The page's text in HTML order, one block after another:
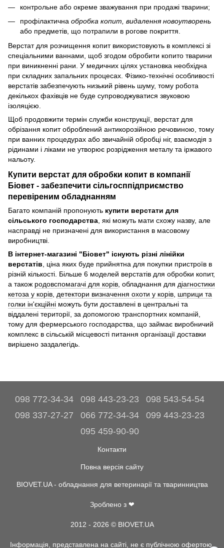
контрольне або окреме зважування при продажі тварини;
профілактична обробка копит, видалення новоутворень
або предметів, що потрапили в рогове покриття.
Верстат для розчищення копит використовують в комплексі зі
спеціальними ваннами, щоб згодом обробити копито тварини
при виникненні рани. У медичних цілях установка необхідна
при складних запальних процесах. Фізико-технічні особливості
верстатів забезпечують низький рівень шуму, тому робота
декількох фахівців не буде супроводжуватися звуковою
ізоляцією.
Щоб продовжити термін служби конструкції, верстат для
обрізання копит оброблений антикорозійною речовиною, тому
при ванних процедурах або звичайній обробці ніг, взаємодія з
рідинами і ліками не утворює розрідження металу та іржавого
нальоту.
Купити верстат для обробки копит в компанії
Біовет - забезпечити сільгосппідприємство
перевіреним обладнанням
Багато компаній пропонують купити верстати для
сільського господарства, які можуть мати схожу назву, але
насправді не призначені для використання в масовому
виробництві.
В інтернет-магазині "Біовет" існують різні лінійки
верстатів, ціна яких буде прийнятна для покупки пристроїв в
різній кількості. Більше 6 моделей верстатів для обробки копит,
а також родовспомагачі для корів, обладнання для діагностики
кетоза у корів, детектори визначення охоти у корів, шприци та
голки ін'єкційні можуть бути доставлені в центральні та
віддалені території, за допомогою транспортних компаній,
тому для фермерського господарства, що займає виробничий
комплекс в сільській місцевості питання організації доставки
вирішено заздалегідь.
098 772-34-34 098 443-23-23
098 543-54-54
098 337-27-27
066 772-34-34
099 443-23-23
095 459-90-90
Контакти
Повна версія сайту
BIOVET.UA - обладнання для ветеринарії та тваринництва
Зроблено з ❤
2012 - 2026 © BIOVET.UA
Інформація, представлена на сайті, не є публічною офертою.